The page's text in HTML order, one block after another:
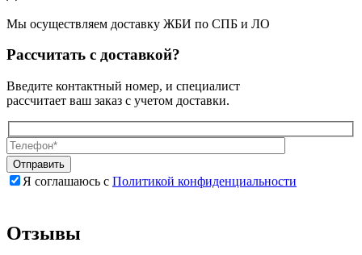
Мы осуществляем доставку ЖБИ по СПБ и ЛО
Рассчитать с доставкой?
Введите контактный номер, и специалист
рассчитает ваш заказ с учетом доставки.
Я соглашаюсь с Политикой конфиденциальности
поле
пустым.
поле
пустым.
Отзывы